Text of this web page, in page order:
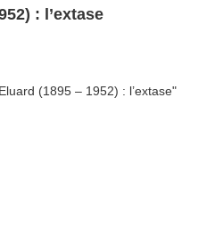
: l’extase